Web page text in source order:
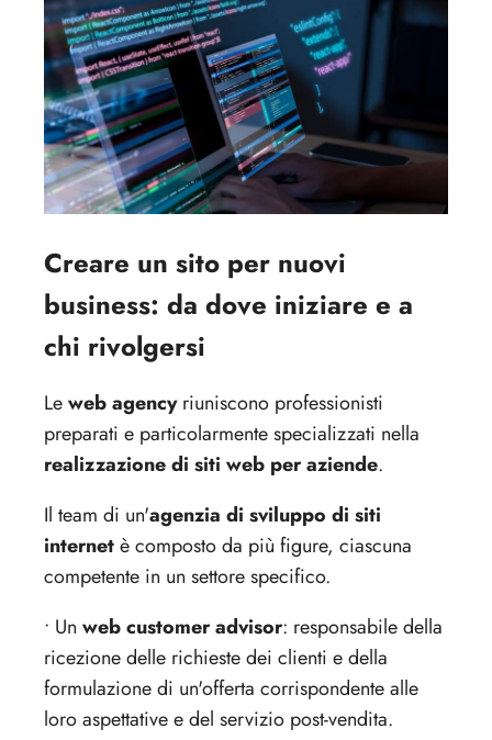
Creare un sito per nuovi
business: da dove iniziare e a
chi rivolgersi
Leweb agencyriuniscono professionisti
preparati e particolarmente specializzati nella
realizzazione di siti web per aziende.
Il team di un'agenzia di sviluppo di siti
internetè composto da più figure, ciascuna
competente in un settore specifico.
• Un web customer advisor: responsabile della
ricezione delle richieste dei clienti e della
formulazione di un'offerta corrispondente alle
loro aspettative e del servizio post-vendita.